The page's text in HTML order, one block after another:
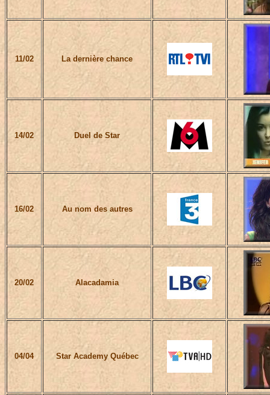
11/02 La dernière chance
14/02 Duel de Star
16/02 Au nom des autres
20/02 Alacadamia
04/04 Star Academy Québec